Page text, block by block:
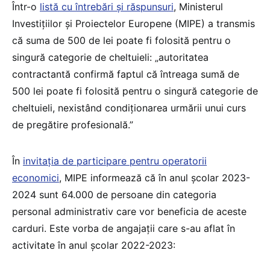
Într-o listă cu întrebări și răspunsuri, Ministerul
Investițiilor și Proiectelor Europene (MIPE) a transmis
că suma de 500 de lei poate fi folosită pentru o
singură categorie de cheltuieli: „autoritatea
contractantă confirmă faptul că întreaga sumă de
500 lei poate fi folosită pentru o singură categorie de
cheltuieli, nexistând condiționarea urmării unui curs
de pregătire profesională.”
În invitația de participare pentru operatorii
economici, MIPE informează că în anul școlar 2023-
2024 sunt 64.000 de persoane din categoria
personal administrativ care vor beneficia de aceste
carduri. Este vorba de angajații care s-au aflat în
activitate în anul școlar 2022-2023: